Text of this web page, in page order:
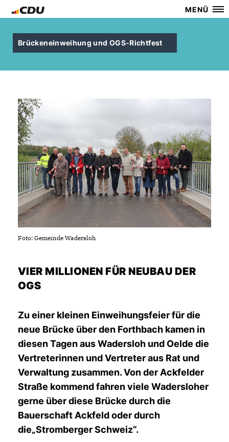
MENÜ
Brückeneinweihung und OGS-Richtfest
Foto: Gemeinde Wadersloh
VIER MILLIONEN FÜR NEUBAU DER
OGS
Zu einer kleinen Einweihungsfeier für die
neue Brücke über den Forthbach kamen in
diesen Tagen aus Wadersloh und Oelde die
Vertreterinnen und Vertreter aus Rat und
Verwaltung zusammen. Von der Ackfelder
Straße kommend fahren viele Wadersloher
gerne über diese Brücke durch die
Bauerschaft Ackfeld oder durch
die„Stromberger Schweiz“.